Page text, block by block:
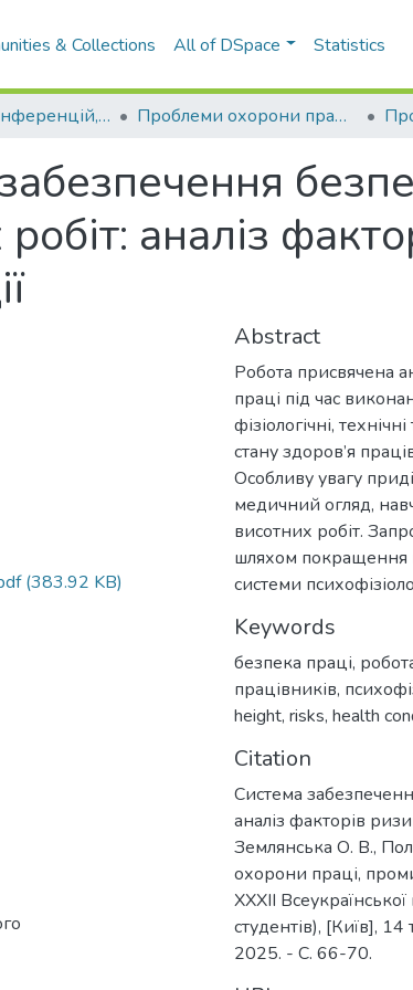
& Collections All of DSpace Statistics
Матеріали конференцій, семінарів і т.п. Проблеми охорони праці, промислової та цивільної безпеки
аналіз
(383.92 KB)
Abstract
Робота присвячена
праці під час
фізіологічні,
стану здоров’я
Особливу увагу
медичний огляд,
висотних робіт.
шляхом покращення
системи
Keywords
безпека праці,
працівників,
height, risks, health
Citation
Система
аналіз факторів
Землянська О. В.,
охорони праці,
ХХХІІ
студентів), [Київ],
2025. - С. 66-70.